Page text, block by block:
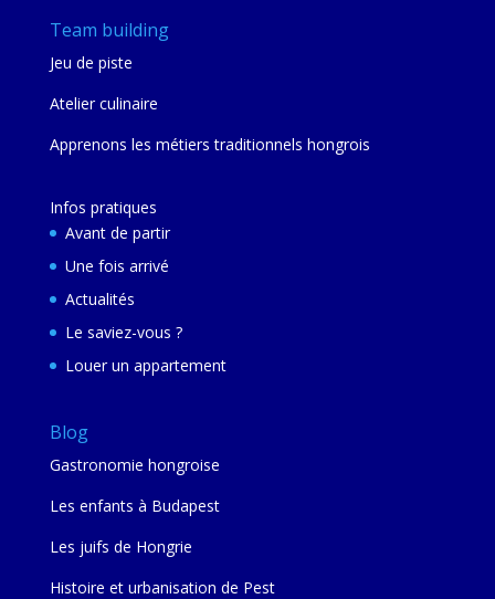
Team building
Jeu de piste
Atelier culinaire
Apprenons les métiers traditionnels hongrois
Infos pratiques
Avant de partir
Une fois arrivé
Actualités
Le saviez-vous ?
Louer un appartement
Blog
Gastronomie hongroise
Les enfants à Budapest
Les juifs de Hongrie
Histoire et urbanisation de Pest